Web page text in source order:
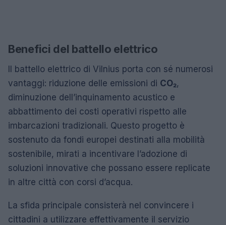
Benefici del battello elettrico
Il battello elettrico di Vilnius porta con sé numerosi
vantaggi: riduzione delle emissioni di CO₂,
diminuzione dell’inquinamento acustico e
abbattimento dei costi operativi rispetto alle
imbarcazioni tradizionali. Questo progetto è
sostenuto da fondi europei destinati alla mobilità
sostenibile, mirati a incentivare l’adozione di
soluzioni innovative che possano essere replicate
in altre città con corsi d’acqua.
La sfida principale consisterà nel convincere i
cittadini a utilizzare effettivamente il servizio